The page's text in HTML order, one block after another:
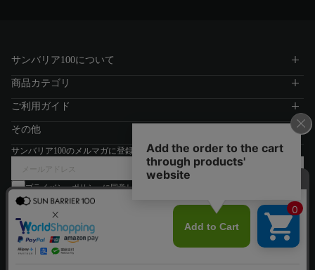
サンバリア100について
商品カテゴリ
ご利用ガイド
その他
サンバリア100のメルマガに登録する
プライバシーポリシーに同意します
登録する